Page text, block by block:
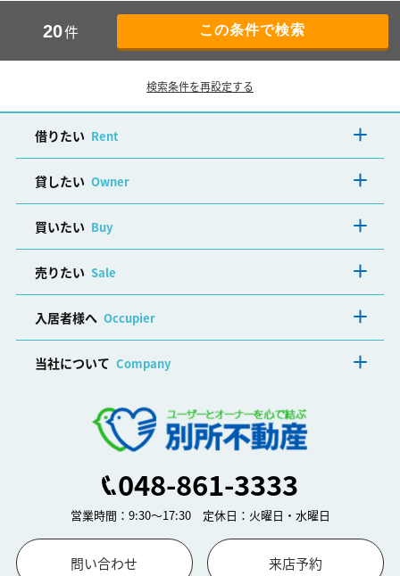
20件
検索条件を再設定する
借りたい Rent
貸したい Owner
買いたい Buy
売りたい Sale
入居者様へ Occupier
当社について Company
048-861-3333
営業時間：9:30～17:30 定休日：火曜日・水曜日
問い合わせ 来店予約